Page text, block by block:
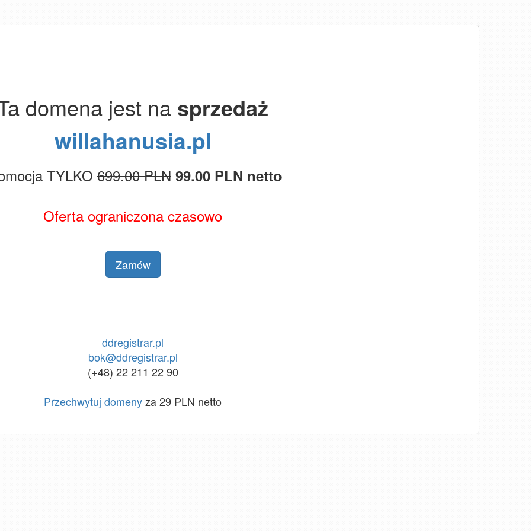
domena jest na sprzedaż
willahanusia.pl
TYLKO 699.00 PLN 99.00 PLN netto
Oferta ograniczona czasowo
Zamów
ddregistrar.pl
bok@ddregistrar.pl
(+48) 22 211 22 90
Przechwytuj domenyza 29 PLN netto